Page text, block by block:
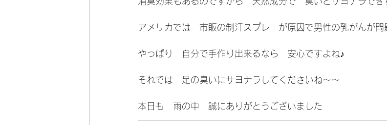
アメリカでは　市販の制汗スプレーが原因で男性の乳がんが問
やっぱり　自分で手作り出来るなら　安心ですよね♪
それでは　足の臭いにサヨナラしてくださいね～～
本日も　雨の中　誠にありがとうございました